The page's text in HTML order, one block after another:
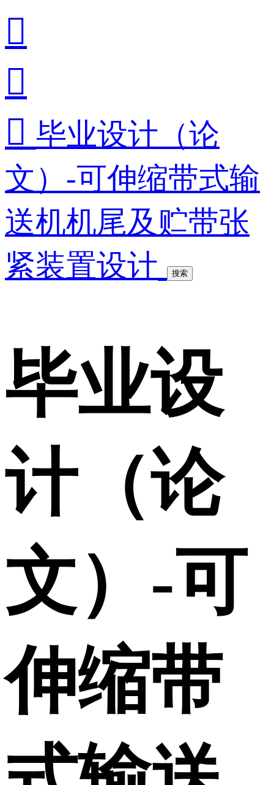


 毕业设计（论
文）-可伸缩带式输
送机机尾及贮带张
紧装置设计
搜索
毕业设
计（论
文）-可
伸缩带